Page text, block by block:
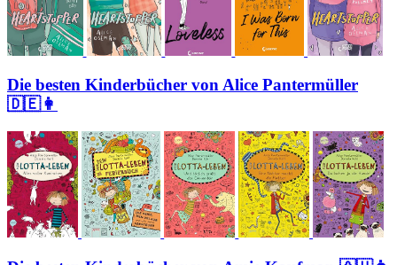
Die besten Kinderbücher von Alice Pantermüller
🇩🇪👩